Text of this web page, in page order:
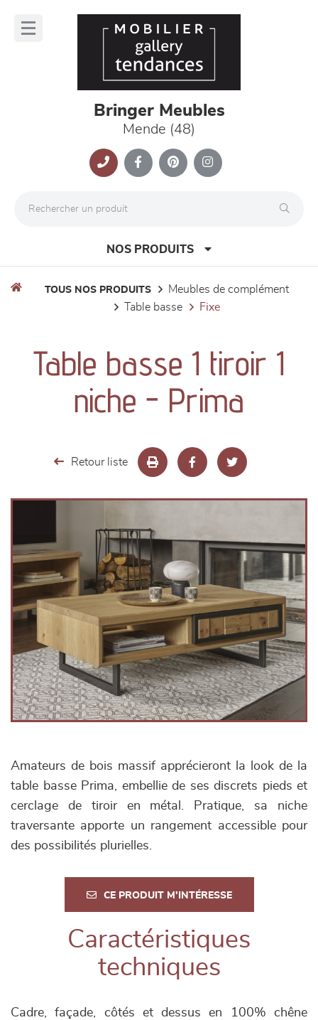
Bringer Meubles
Mende (48)
NOS PRODUITS
séjours
meubles de complément
TOUS NOS PRODUITS
meubles de complément
table basse
fixe
Table basse 1 tiroir 1
niche - Prima
Retour liste
Amateurs de bois massif apprécieront la look de la
table basse Prima, embellie de ses discrets pieds et
cerclage de tiroir en métal. Pratique, sa niche
traversante apporte un rangement accessible pour
des possibilités plurielles.
CE PRODUIT M'INTÉRESSE
Caractéristiques
techniques
Cadre, façade, côtés et dessus en 100% chêne